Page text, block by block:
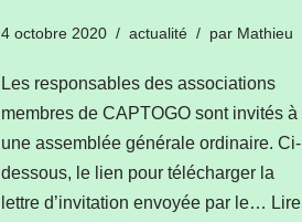
4 octobre 2020 actualité par Mathieu
Les responsables des associations
membres de CAPTOGO sont invités à
une assemblée générale ordinaire. Ci-
dessous, le lien pour télécharger la
lettre d’invitation envoyée par le… Lire